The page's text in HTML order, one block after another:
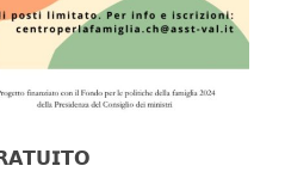
#filastrocche#bambinifelici